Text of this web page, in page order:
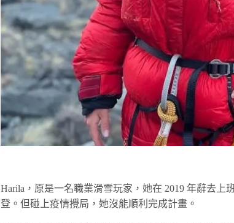
Harila，原是一名職業滑雪玩家，她在 2019 年辭去
登。但碰上疫情攪局，她沒能順利完成計畫。